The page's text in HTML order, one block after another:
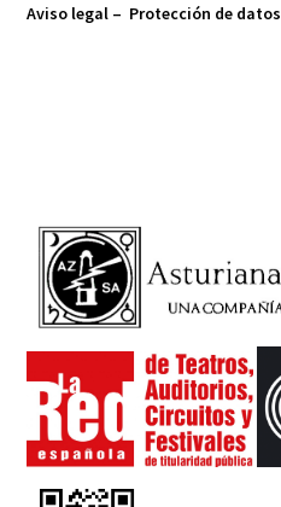
Aviso legal – Protección de datos